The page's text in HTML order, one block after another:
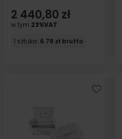
2 440,80 zł
w tym 23%VAT
1 sztuka: 6.78 zł brutto